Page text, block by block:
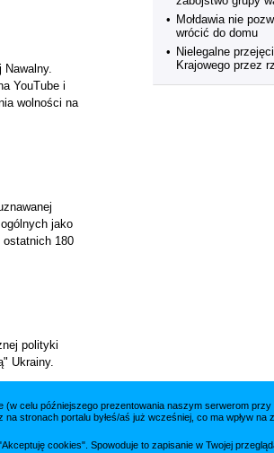
(w celu późniejszego prezentowania naszym serwerom
stronach portalu byłeś/aś już wcześniej, co ma wpływ
cookies". Spowoduje to zapisanie w Twojej
• Mołdawia nie
wrócić do domu
• Nielegalne
Krajowego przez
Nawalny.
YouTube i
wolności na
jako
ostatnich 180
polityki
Ukrainy.